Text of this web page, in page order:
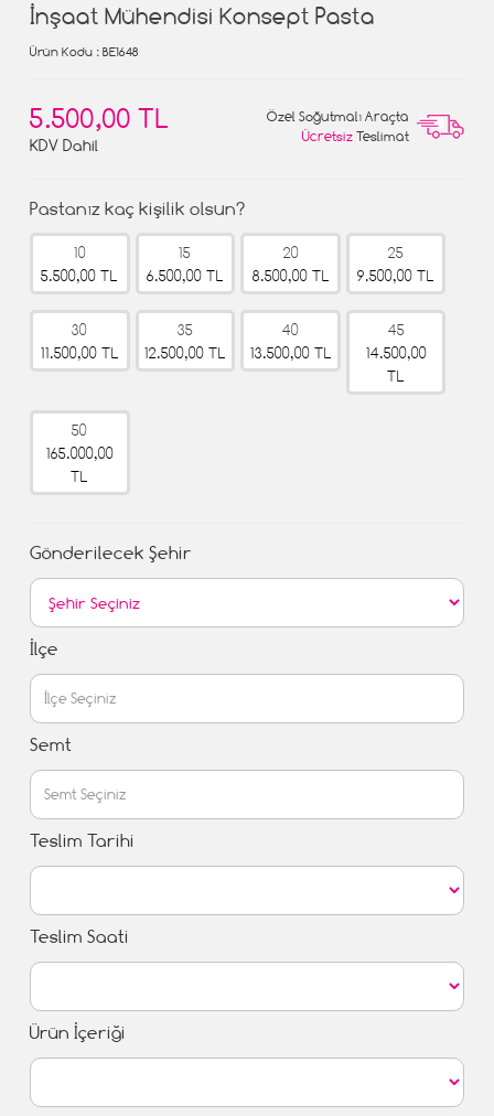
İnşaat Mühendisi Konsept Pasta
Ürün Kodu : BE1648
5.500,00 TL
KDV Dahil
Özel Soğutmalı Araçta
Ücretsiz Teslimat
Pastanız kaç kişilik olsun?
10
5.500,00 TL
15
6.500,00 TL
20
8.500,00 TL
25
9.500,00 TL
30
11.500,00 TL
35
12.500,00 TL
40
13.500,00 TL
45
14.500,00
TL
50
165.000,00
TL
Gönderilecek Şehir
İlçe
Semt
Teslim Tarihi
Teslim Saati
Ürün İçeriği